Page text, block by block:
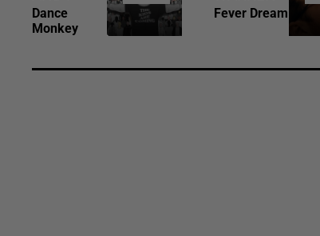
Dance
Monkey
Fever Dream